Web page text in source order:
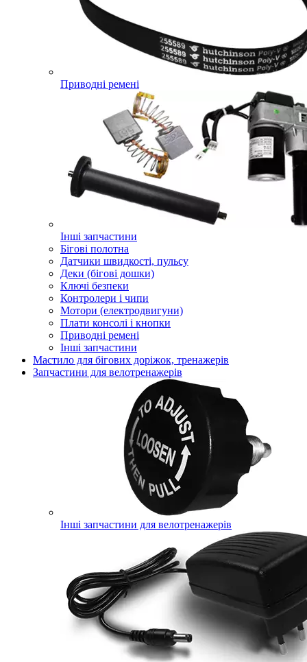
Приводні ремені
Інші запчастини
Бігові полотна
Датчики швидкості, пульсу
Деки (бігові дошки)
Ключі безпеки
Контролери і чипи
Мотори (електродвигуни)
Плати консолі і кнопки
Приводні ремені
Інші запчастини
Мастило для бігових доріжок, тренажерів
Запчастини для велотренажерів
Інші запчастини для велотренажерів